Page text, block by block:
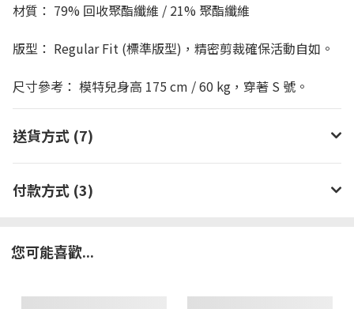
材質： 79% 回收聚酯纖維 / 21% 聚酯纖維
版型： Regular Fit (標準版型)，精密剪裁確保活動自如。
尺寸參考： 模特兒身高 175 cm / 60 kg，穿著 S 號。
送貨方式 (7)
付款方式 (3)
您可能喜歡...